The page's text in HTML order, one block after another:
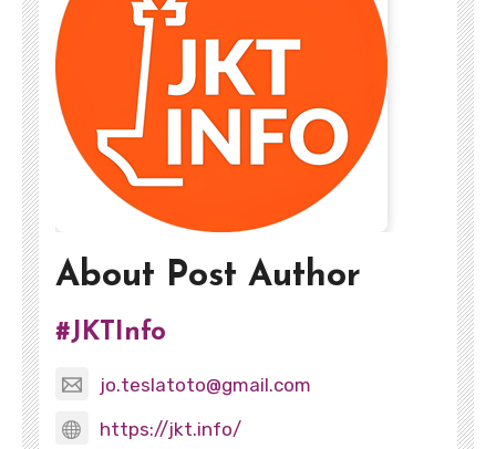
About Post Author
#JKTInfo
jo.teslatoto@gmail.com
https://jkt.info/